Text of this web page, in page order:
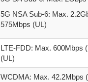
5G NSA Sub-6: Max.
575Mbps (UL)
LTE-FDD: Max. 600Mbps
(UL)
WCDMA: Max. 42.2Mbps